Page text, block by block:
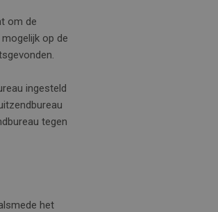
om de
op de
ingesteld
tegen
het